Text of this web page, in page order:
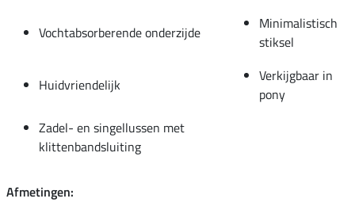
Vochtabsorberende onderzijde
Minimalistisch
stiksel
Huidvriendelijk
Verkijgbaar in
pony
Zadel- en singellussen met
klittenbandsluiting
Afmetingen: